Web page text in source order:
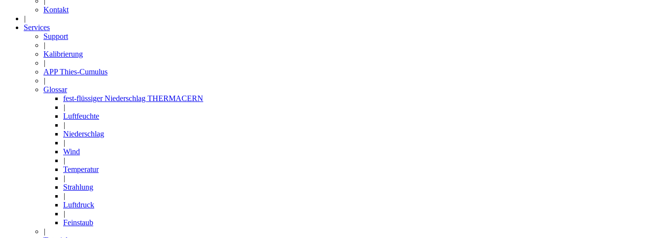
Kontakt
|
Services
Support
|
Kalibrierung
|
APP Thies-Cumulus
|
Glossar
fest-flüssiger Niederschlag THERMACERN
|
Luftfeuchte
|
Niederschlag
|
Wind
|
Temperatur
|
Strahlung
|
Luftdruck
|
Feinstaub
|